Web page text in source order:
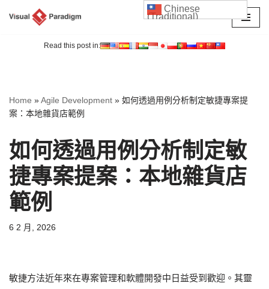
Read this post in:
Home »Agile Development » 如何透過用例分析制定敏捷專案提
案：本地雜貨店範例
如何透過用例分析制定敏
捷專案提案：本地雜貨店
範例
6 2 月, 2026
敏捷方法近年來在專案管理和軟體開發中日益受到歡迎。其靈
Chinese
(Traditional)